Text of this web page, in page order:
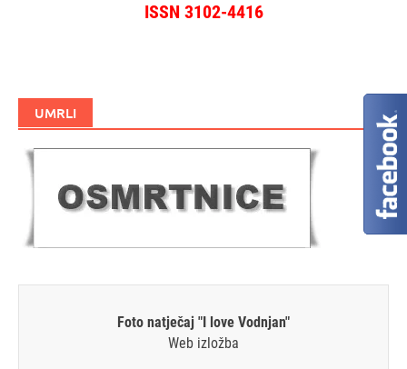
ISSN 3102-4416
UMRLI
Foto natječaj "I love Vodnjan"
Web izložba